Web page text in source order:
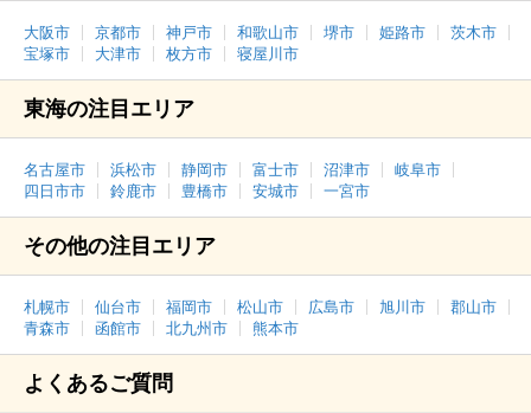
大阪市 京都市 神戸市 和歌山市 堺市 姫路市
茨木市
宝塚市
大津市 枚方市 寝屋川市
東海の注目エリア
名古屋市 浜松市 静岡市 富士市 沼津市
岐阜市
四日市市
鈴鹿市 豊橋市 安城市 一宮市
その他の注目エリア
札幌市 仙台市 福岡市 松山市 広島市 旭川市
郡山市
青森市
函館市 北九州市 熊本市
よくあるご質問